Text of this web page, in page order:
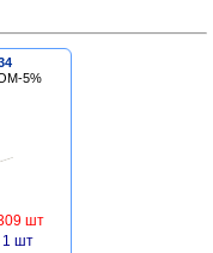
5%
шт
1 шт